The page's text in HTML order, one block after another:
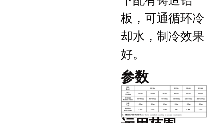
板，可通循环冷
却水，制冷效果
好。
参数